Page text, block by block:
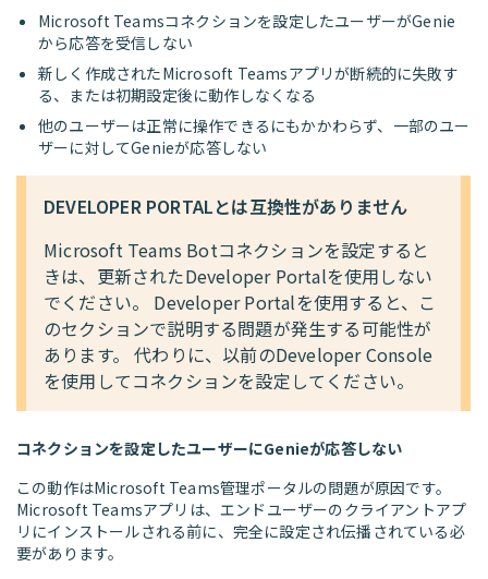
Microsoft Teamsコネクションを設定したユーザーがGenie
から応答を受信しない
新しく作成されたMicrosoft Teamsアプリが断続的に失敗す
る、または初期設定後に動作しなくなる
他のユーザーは正常に操作できるにもかかわらず、一部のユー
ザーに対してGenieが応答しない
DEVELOPER PORTALとは互換性がありません
Microsoft Teams Botコネクションを設定すると
きは、更新されたDeveloper Portalを使用しない
でください。 Developer Portalを使用すると、こ
のセクションで説明する問題が発生する可能性が
あります。 代わりに、以前のDeveloper Console
を使用してコネクションを設定してください。
コネクションを設定したユーザーにGenieが応答しない
この動作はMicrosoft Teams管理ポータルの問題が原因です。
Microsoft Teamsアプリは、エンドユーザーのクライアントアプ
リにインストールされる前に、完全に設定され伝播されている必
要があります。